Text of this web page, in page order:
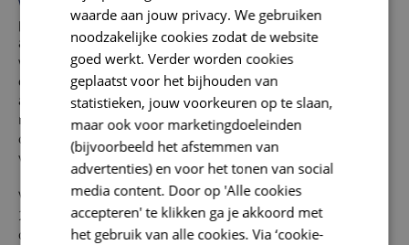
Warmtepomp bevat behalve lezingen ook een aantal
praktische workshops. Onderwerpen daarvan zijn onder
andere de wet- en regelgeving over het geluid dat
warmtepompen mogen maken en de manieren waarop bij
de installatie geluidoverlast kan worden tegengegaan. Een
andere workshop behelst het spelen van vloerverwarming
met gebruik van warmtebeelden, de veelgemaakte fouten
daarbij en een dieper begrip over het rendement van
vloerverwarming.
Vorig jaar trok de Dag van de Warmtepomp in Ede meer dan
200 bezoekers. Diederik Samsom - onderhandelaar voor het
onlangs gepresenteerde landelijk klimaatakkoord - was een
waarde aan jouw privacy. We gebruiken
noodzakelijke cookies zodat de website
goed werkt. Verder worden cookies
geplaatst voor het bijhouden van
statistieken, jouw voorkeuren op te slaan,
maar ook voor marketingdoeleinden
(bijvoorbeeld het afstemmen van
advertenties) en voor het tonen van social
media content. Door op 'Alle cookies
accepteren' te klikken ga je akkoord met
het gebruik van alle cookies. Via ‘cookie-